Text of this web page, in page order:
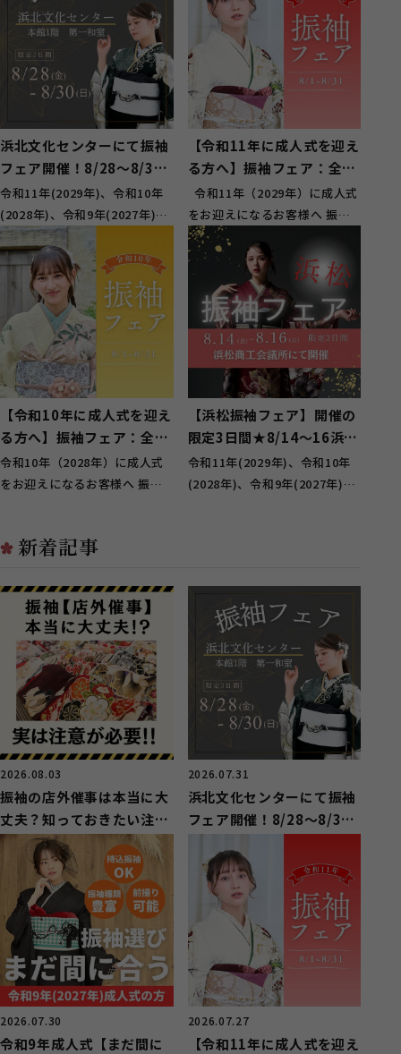
浜北文化センターにて振袖
フェア開催！8/28～8/30
限定3日間！
令和11年(2029年)、令和10年
(2028年)、令和9年(2027年)に
ハタチを迎えるお嬢様に向けて
の 『静岡県西...
【令和11年に成人式を迎え
る方へ】振袖フェア：全店
舗で開催
令和11年（2029年）に成人式
をお迎えになるお客様へ 振袖
フェアのお知らせです。 本格
的に振...
【令和10年に成人式を迎え
る方へ】振袖フェア：全店
舗で開催
令和10年（2028年）に成人式
をお迎えになるお客様へ 振袖
【浜松振袖フェア】開催の
限定3日間★8/14～16浜松
商工会議所にて
令和11年(2029年)、令和10年
(2028年)、令和9年(2027年)に
新着記事
2026.08.03
振袖の店外催事は本当に大
丈夫？知っておきたい注意
点と後悔しないためのポイ
2026.07.31
浜北文化センターにて振袖
フェア開催！8/28～8/30
2026.07.30
令和9年成人式【まだ間に
2026.07.27
【令和11年に成人式を迎え